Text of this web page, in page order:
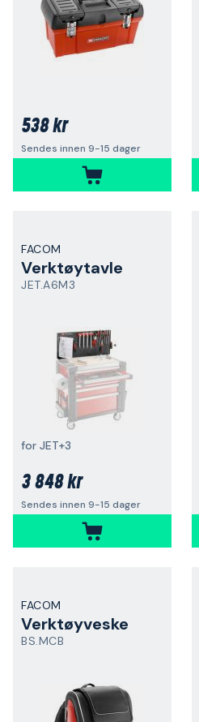
538 kr
Sendes innen 9-15 dager
FACOM
Verktøytavle
JET.A6M3
for JET+3
3 848 kr
Sendes innen 9-15 dager
FACOM
Verktøyveske
BS.MCB